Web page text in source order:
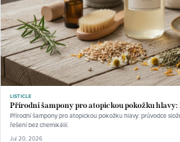
LISTICLE
Přírodní šampony pro atopickou pokožku
Přírodní šampony pro atopickou pokožku hlavy: průvodce
řešení bez chemikálií.
Jul 20, 2026